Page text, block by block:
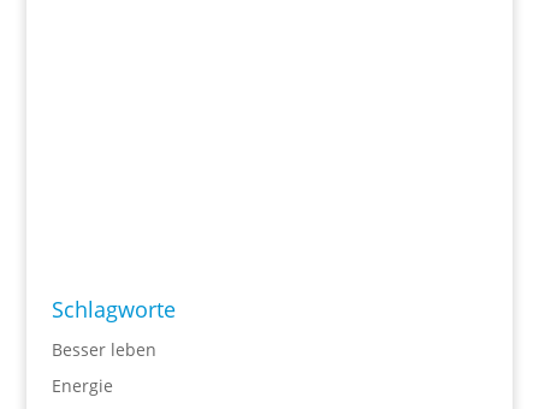
Schlagworte
Besser leben
Energie